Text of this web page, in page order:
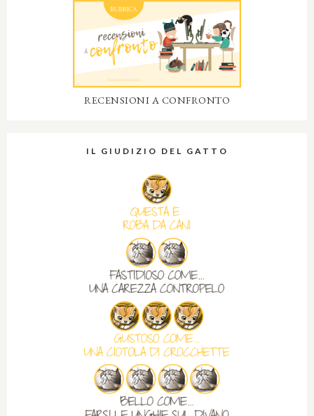
RECENSIONI A CONFRONTO
IL GIUDIZIO DEL GATTO